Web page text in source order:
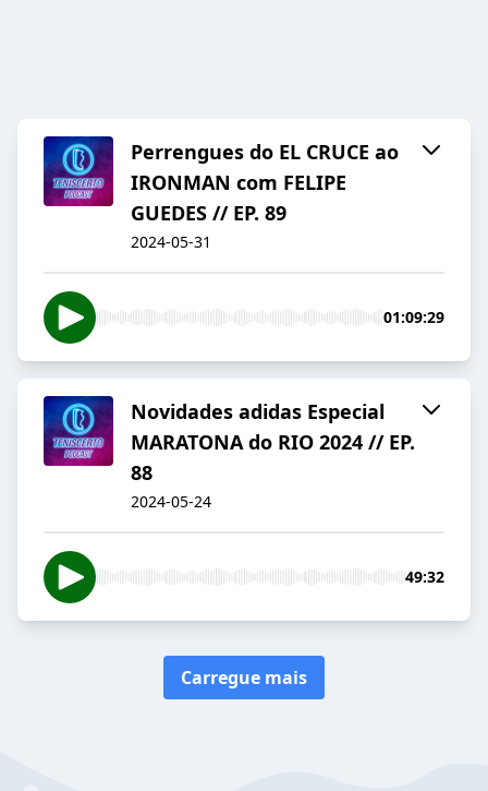
Perrengues do EL CRUCE ao
IRONMAN com FELIPE
GUEDES // EP. 89
2024-05-31
01:09:29
Novidades adidas Especial
MARATONA do RIO 2024 // EP.
88
2024-05-24
49:32
Carregue mais